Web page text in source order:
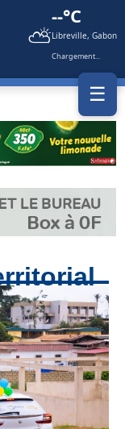
⛅
--°C
Libreville, Gabon
Chargement...
☰